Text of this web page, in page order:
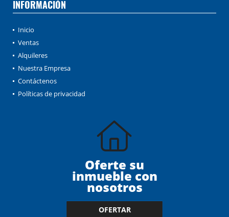
INFORMACIÓN
Inicio
Ventas
Alquileres
Nuestra Empresa
Contáctenos
Políticas de privacidad
Oferte su
inmueble con
nosotros
OFERTAR